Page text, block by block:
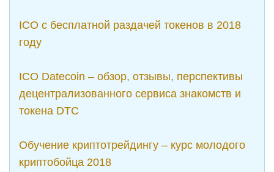
ICO с бесплатной раздачей токенов в 2018
году
ICO Datecoin – обзор, отзывы, перспективы
децентрализованного сервиса знакомств и
токена DTC
Обучение криптотрейдингу – курс молодого
криптобойца 2018